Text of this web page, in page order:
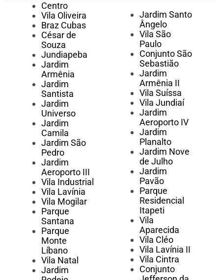
Centro
Vila Oliveira
Braz Cubas
César de
Souza
Jundiapeba
Jardim
Armênia
Jardim
Santista
Jardim
Universo
Jardim
Camila
Jardim São
Pedro
Jardim
Aeroporto III
Vila Industrial
Vila Lavínia
Vila Mogilar
Parque
Santana
Parque
Monte
Líbano
Vila Natal
Jardim
Jardim Santo
Ângelo
Vila São
Paulo
Conjunto São
Sebastião
Jardim
Armênia II
Vila Suíssa
Vila Jundiaí
Jardim
Aeroporto IV
Jardim
Planalto
Jardim Nove
de Julho
Jardim
Pavão
Parque
Residencial
Itapeti
Vila
Aparecida
Vila Cléo
Vila Lavínia II
Vila Cintra
Conjunto